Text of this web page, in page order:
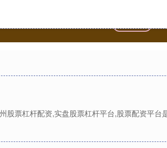
股票杠杆配资,实盘股票杠杆平台,股票配资平